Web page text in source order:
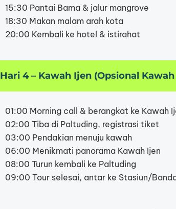
15:30 Pantai Bama & jalur mangrove
18:30 Makan malam arah kota
20:00 Kembali ke hotel & istirahat
Hari 4 – Kawah Ijen (Opsional
01:00 Morning call & berangkat ke Kawah
02:00 Tiba di Paltuding, registrasi tiket
03:00 Pendakian menuju kawah
06:00 Menikmati panorama Kawah Ijen
08:00 Turun kembali ke Paltuding
09:00 Tour selesai, antar ke Stasiun/